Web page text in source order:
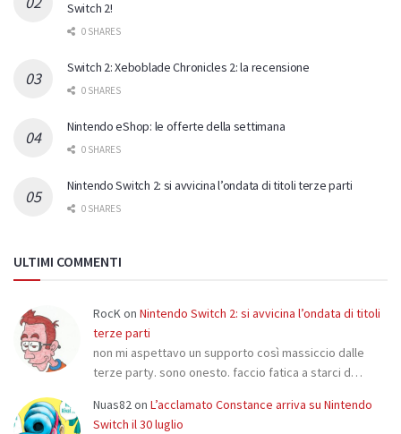
Switch 2!
0 SHARES
Switch 2: Xeboblade Chronicles 2: la recensione
0 SHARES
Nintendo eShop: le offerte della settimana
0 SHARES
Nintendo Switch 2: si avvicina l’ondata di titoli terze parti
0 SHARES
ULTIMI COMMENTI
RocK on Nintendo Switch 2: si avvicina l’ondata di titoli
terze parti
non mi aspettavo un supporto così massiccio dalle
terze party. sono onesto. faccio fatica a starci d…
Nuas82on L’acclamato Constance arriva su Nintendo
Switch il 30 luglio